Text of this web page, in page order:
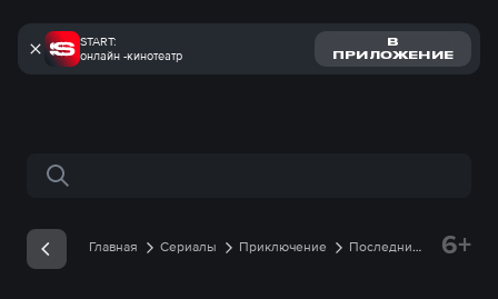
START:
онлайн -кинотеатр
В
ПРИЛОЖЕНИЕ
Поиск по сайту
Главная Сериалы Приключение
Последний
6+